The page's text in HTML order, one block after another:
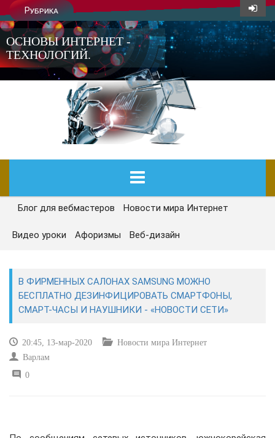
Рубрика
ОСНОВЫ ИНТЕРНЕТ -
ТЕХНОЛОГИЙ.
ГЛАВНАЯ
СЕГОДНЯ
САЙТОСТРОЕНИЕ
ИНТЕРНЕТ И СВЯЗЬ
Блог для вебмастеров Новости мира Интернет
Видео уроки Афоризмы Веб-дизайн
В ФИРМЕННЫХ САЛОНАХ SAMSUNG МОЖНО
БЕСПЛАТНО ДЕЗИНФИЦИРОВАТЬ СМАРТФОНЫ,
СМАРТ-ЧАСЫ И НАУШНИКИ - «НОВОСТИ СЕТИ»
20:45, 13-мар-2020
Новости мира Интернет
Варлам
0